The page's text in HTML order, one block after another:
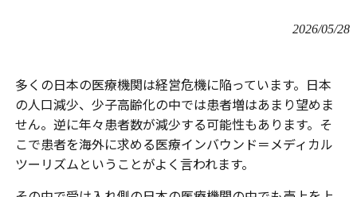
2026/05/28
多くの日本の医療機関は経営危機に陥っています。日本
の人口減少、少子高齢化の中では患者増はあまり望めま
せん。逆に年々患者数が減少する可能性もあります。そ
こで患者を海外に求める医療インバウンド＝メディカル
ツーリズムということがよく言われます。